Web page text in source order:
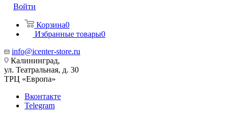
Войти
Корзина0
Избранные товары0
info@icenter-store.ru
Калининград,
ул. Театральная, д. 30
ТРЦ «Европа»
Вконтакте
Telegram